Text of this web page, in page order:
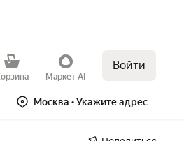
Маркет AI
Войти
Москва • Укажите адрес